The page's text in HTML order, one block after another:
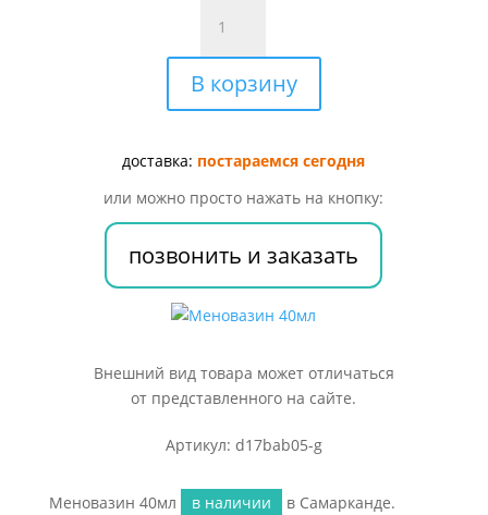
товара
Меновазин
40мл
В корзину
доставка: постараемся сегодня
или можно просто нажать на кнопку:
позвонить и заказать
Внешний вид товара может отличаться
от представленного на сайте.
Артикул: d17bab05-g
Меновазин 40мл в наличии в Самарканде.